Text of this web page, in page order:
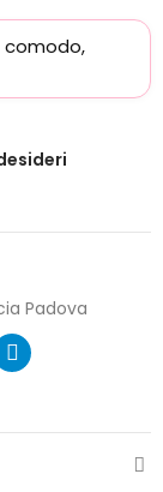
comodo,
Padova